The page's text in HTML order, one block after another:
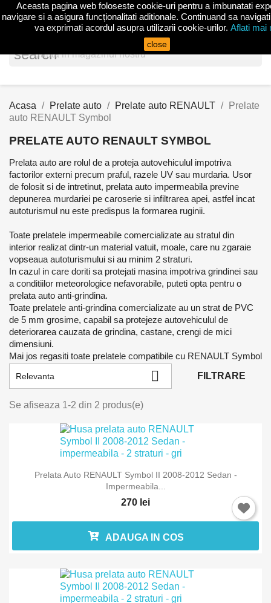
 (0)

search
Acasa Prelate auto Prelate auto RENAULT
Prelate
auto RENAULT Symbol
PRELATE AUTO RENAULT SYMBOL
Prelata auto are rolul de a proteja autovehiculul impotriva
factorilor externi precum praful, razele UV sau murdaria. Usor
de folosit si de intretinut, prelata auto impermeabila previne
depunerea murdariei pe caroserie si infiltrarea apei, astfel incat
autoturismul nu este predispus la formarea ruginii.
Toate prelatele impermeabile comercializate au stratul din
interior realizat dintr-un material vatuit, moale, care nu zgaraie
vopseaua autoturismului si au minim 2 straturi.
In cazul in care doriti sa protejati masina impotriva grindinei sau
a conditiilor meteorologice nefavorabile, puteti opta pentru o
prelata auto anti-grindina.
Toate prelatele anti-grindina comercializate au un strat de PVC
de 5 mm grosime, capabil sa protejeze autovehiculul de
deteriorarea cauzata de grindina, castane, crengi de mici
dimensiuni.
Mai jos regasiti toate prelatele compatibile cu RENAULT Symbol
Relevanta  FILTRARE
Se afiseaza 1-2 din 2 produs(e)
Prelata Auto RENAULT Symbol II 2008-2012 Sedan -
Impermeabila...
270 lei
ADAUGA IN COS
Aceasta pagina web foloseste cookie-uri pentru a imbunatati
navigare si a asigura funcționalitati aditionale. Continuand sa
va exprimati acordul asupra utilizarii cookie-urilor. Aflati mai
close
Intra in cont